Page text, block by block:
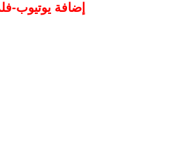
إضافة يوتيوب-